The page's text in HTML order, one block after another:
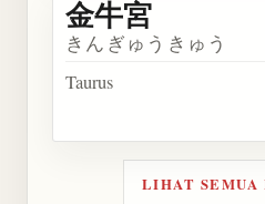
金牛宮
きんぎゅうきゅう
Taurus
LIHAT SEMUA